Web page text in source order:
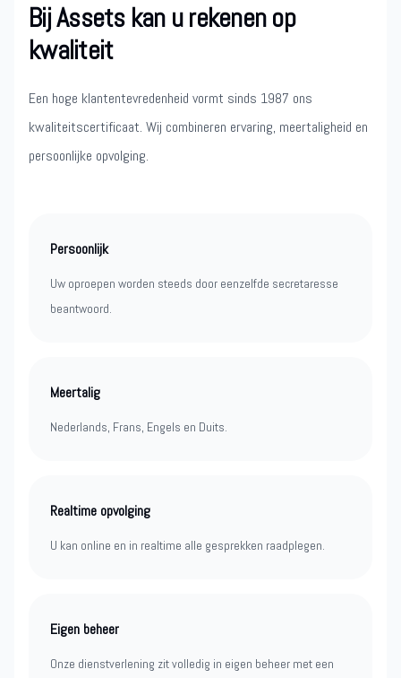
Bij Assets kan u rekenen op
kwaliteit
Een hoge klantentevredenheid vormt sinds 1987 ons
kwaliteitscertificaat. Wij combineren ervaring, meertaligheid en
persoonlijke opvolging.
Persoonlijk
Uw oproepen worden steeds door eenzelfde secretaresse
beantwoord.
Meertalig
Nederlands, Frans, Engels en Duits.
Realtime opvolging
U kan online en in realtime alle gesprekken raadplegen.
Eigen beheer
Onze dienstverlening zit volledig in eigen beheer met een